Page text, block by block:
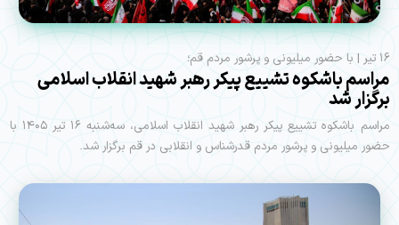
۱۶ تیر | با حضور میلیونی و پرشور مردم قم؛
مراسم باشکوه تشییع پیکر رهبر شهید انقلاب اسلامی
برگزار شد
مراسم باشکوه تشییع پیکر رهبر شهید انقلاب اسلامی، سه‌شنبه ۱۶ تیر ۱۴۰۵ با
حضور میلیونی و پرشور مردم قدرشناس و انقلابی در قم برگزار شد.